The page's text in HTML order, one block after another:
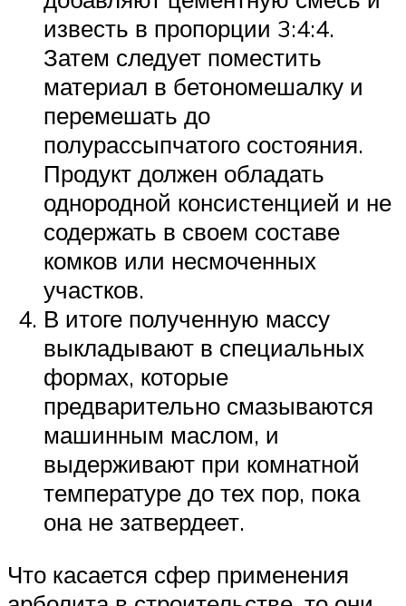
известь в пропорции 3:4:4.
Затем следует поместить
материал в бетономешалку и
перемешать до
полурассыпчатого состояния.
Продукт должен обладать
однородной консистенцией и не
содержать в своем составе
комков или несмоченных
участков.
В итоге полученную массу
выкладывают в специальных
формах, которые
предварительно смазываются
машинным маслом, и
выдерживают при комнатной
температуре до тех пор, пока
она не затвердеет.
Что касается сфер применения